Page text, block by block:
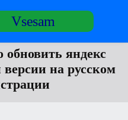
Vsesam
обновить яндекс
версии на русском